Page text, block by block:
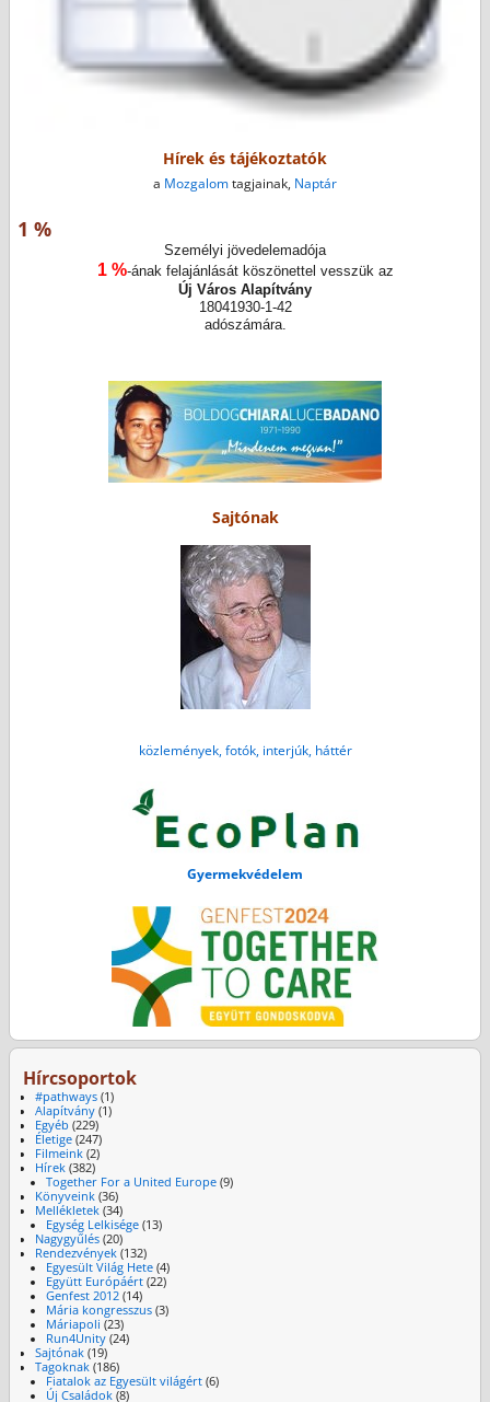
Hírek és tájékoztatók
a Mozgalomtagjainak, Naptár
1 %
Személyi jövedelemadója
1 %-ának felajánlását köszönettel vesszük az
Új Város Alapítvány
18041930-1-42
adószámára.
Sajtónak
közlemények, fotók, interjúk, háttér
Gyermekvédelem
Hírcsoportok
#pathways(1)
Alapítvány(1)
Egyéb (229)
Életige(247)
Filmeink(2)
Hírek(382)
Together For a United Europe (9)
Könyveink(36)
Mellékletek(34)
Egység Lelkisége (13)
Nagygyűlés(20)
Rendezvények(132)
Egyesült Világ Hete (4)
Együtt Európáért (22)
Genfest 2012 (14)
Mária kongresszus (3)
Máriapoli (23)
Run4Unity (24)
Sajtónak(19)
Tagoknak(186)
Fiatalok az Egyesült világért (6)
Új Családok (8)